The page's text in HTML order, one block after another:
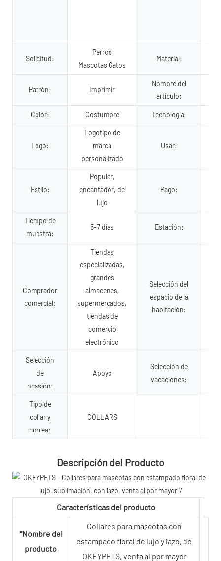
Solicitud:
Perros
Mascotas Gatos
Material:
Patrón: Imprimir
Nombre del
artículo:
Color: Costumbre Tecnología:
Logo:
Logotipo de
marca
personalizado
Usar:
Estilo:
Popular,
encantador, de
lujo
Pago:
Tiempo de
muestra:
5-7 días Estación:
Comprador
comercial:
Tiendas
especializadas,
grandes
almacenes,
supermercados,
tiendas de
comercio
electrónico
Selección del
espacio de la
habitación:
Selección
de
ocasión:
Apoyo
Selección de
vacaciones:
Tipo de
collar y
correa:
COLLARS
Descripción del Producto
Características del producto
*Nombre del
producto
Collares para mascotas con
estampado floral de lujo y lazo, de
OKEYPETS, venta al por mayor